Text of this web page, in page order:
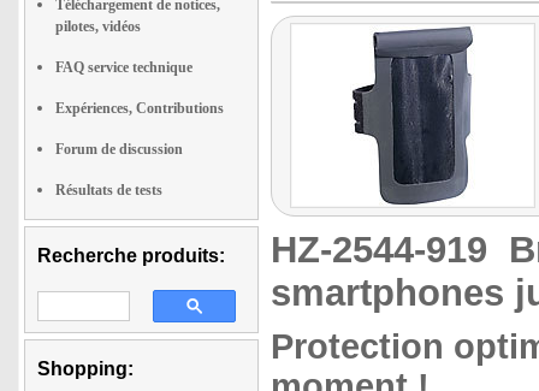
Téléchargement de notices,
pilotes, vidéos
FAQ service technique
Expériences, Contributions
Forum de discussion
Résultats de tests
Recherche produits:
Shopping:
HZ-2544-919
smartphones
Protection